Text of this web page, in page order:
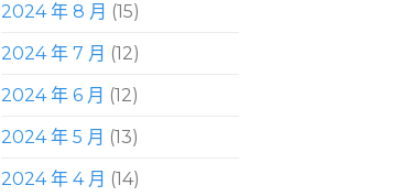
2024 年 8 月 (15)
2024 年 7 月 (12)
2024 年 6 月 (12)
2024 年 5 月 (13)
2024 年 4 月 (14)